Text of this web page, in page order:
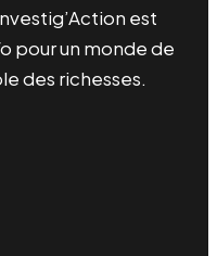
est
pour un monde de
des richesses.